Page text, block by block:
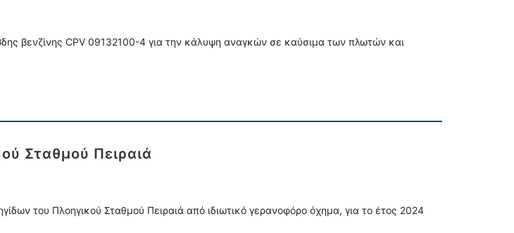
βενζίνης CPV 09132100-4 για την κάλυψη αναγκών σε καύσιμα των πλωτών και
Σταθμού Πειραιά
του Πλοηγικού Σταθμού Πειραιά από ιδιωτικό γερανοφόρο όχημα, για το έτος 2024